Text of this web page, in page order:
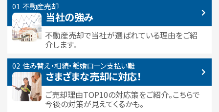
不動産売却
当社の強み
不動産売却で当社が選ばれている理由をご紹
介します。
住み替え・相続・離婚ローン支払い難
さまざまな売却に対応！
ご売却理由TOP10の対応策をご紹介。こちらで
今後の対策が見えてくるかも。